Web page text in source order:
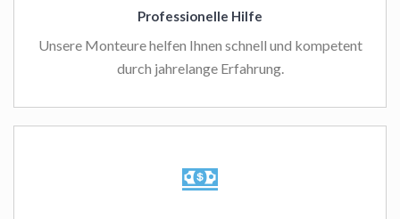
Professionelle Hilfe
Unsere Monteure helfen Ihnen schnell und kompetent
durch jahrelange Erfahrung.